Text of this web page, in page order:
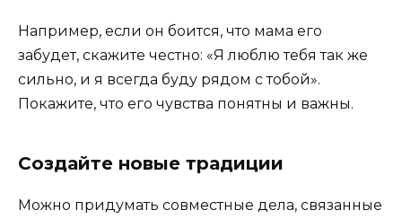
Например, если он боится, что мама его
забудет, скажите честно: «Я люблю тебя так же
сильно, и я всегда буду рядом с тобой».
Покажите, что его чувства понятны и важны.
Создайте новые традиции
Можно придумать совместные дела, связанные